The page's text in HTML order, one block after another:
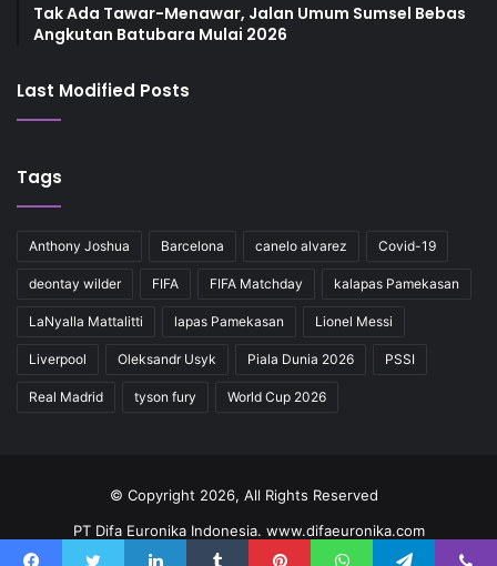
Tak Ada Tawar-Menawar, Jalan Umum Sumsel Bebas
Angkutan Batubara Mulai 2026
Last Modified Posts
Tags
Anthony Joshua Barcelona canelo alvarez Covid-19
deontay wilder FIFA FIFA Matchday kalapas Pamekasan
LaNyalla Mattalitti lapas Pamekasan Lionel Messi
Liverpool Oleksandr Usyk Piala Dunia 2026 PSSI
Real Madrid tyson fury World Cup 2026
© Copyright 2026, All Rights Reserved
PT Difa Euronika Indonesia. www.difaeuronika.com